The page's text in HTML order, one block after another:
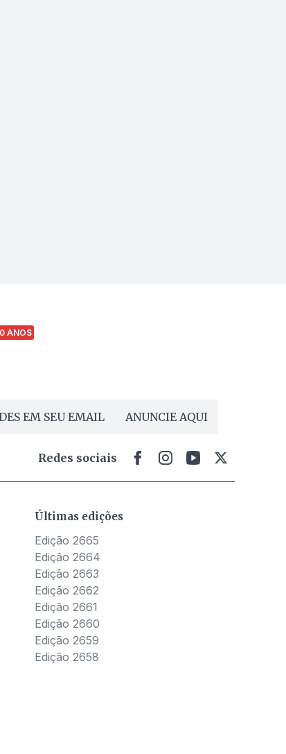
ANOS
EM SEU EMAIL ANUNCIE AQUI
Redes sociais
Últimas edições
Edição 2665
Edição 2664
Edição 2663
Edição 2662
Edição 2661
Edição 2660
Edição 2659
Edição 2658